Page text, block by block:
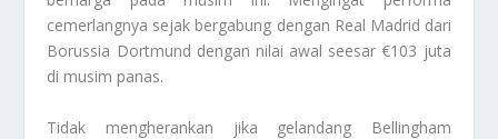
cemerlangnya sejak bergabung dengan Real Madrid dari
Borussia Dortmund dengan nilai awal seesar €103 juta
di musim panas.
Tidak mengherankan jika gelandang
Bellingham